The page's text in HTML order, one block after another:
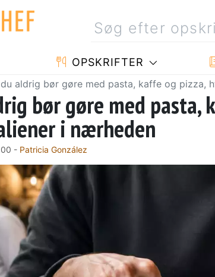
OPSKRIFTER
aldrig bør gøre med pasta, kaffe og pizza,
bør gøre med pasta,
i nærheden
- Patricia González